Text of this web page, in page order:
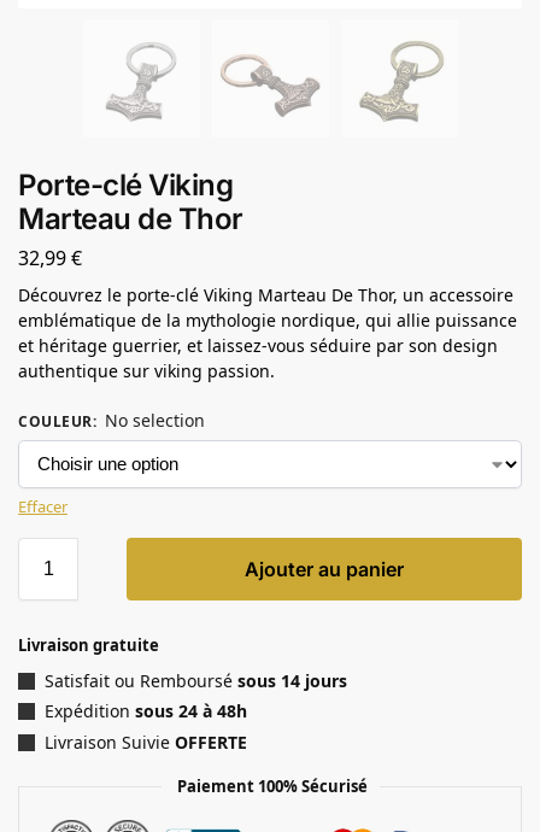
Porte-clé Viking
Marteau de Thor
32,99€
Découvrez le porte-clé Viking Marteau De Thor, un accessoire
emblématique de la mythologie nordique, qui allie puissance
et héritage guerrier, et laissez-vous séduire par son design
authentique sur viking passion.
COULEUR: No selection
Effacer
Ajouter au panier
Livraison gratuite
Satisfait ou Remboursé sous 14 jours
Expédition sous 24 à 48h
Livraison Suivie OFFERTE
Paiement 100% Sécurisé